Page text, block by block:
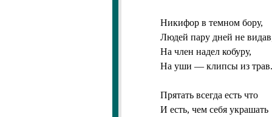
Никифор в темном бору,
Людей пару дней не
На член надел кобуру,
На уши — клипсы из трав.
Прятать всегда есть что
И есть, чем себя украшать